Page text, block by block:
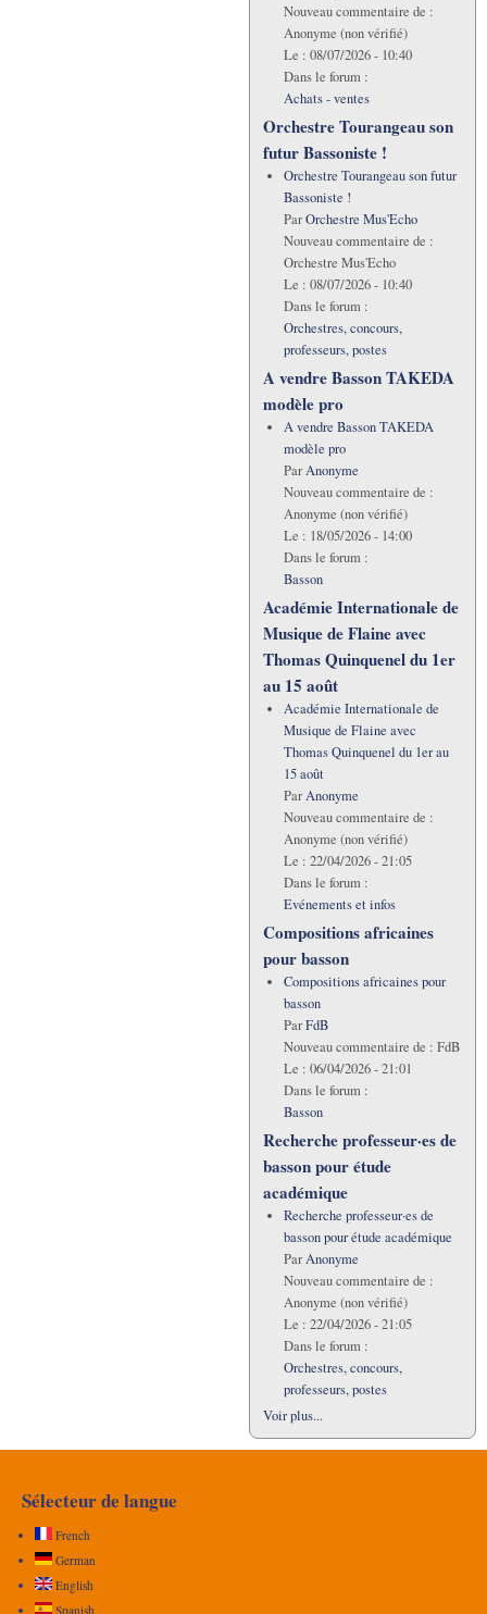
Nouveau commentaire de :
Anonyme (non vérifié)
Le : 08/07/2026 - 10:40
Dans le forum :
Achats - ventes
Orchestre Tourangeau son
futur Bassoniste !
Orchestre Tourangeau son futur
Bassoniste !
ParOrchestre Mus'Echo
Nouveau commentaire de :
Orchestre Mus'Echo
Le : 08/07/2026 - 10:40
Dans le forum :
Orchestres, concours,
professeurs, postes
A vendre Basson TAKEDA
modèle pro
A vendre Basson TAKEDA
modèle pro
ParAnonyme
Nouveau commentaire de :
Anonyme (non vérifié)
Le : 18/05/2026 - 14:00
Dans le forum :
Basson
Académie Internationale de
Musique de Flaine avec
Thomas Quinquenel du 1er
au 15 août
Académie Internationale de
Musique de Flaine avec
Thomas Quinquenel du 1er au
15 août
ParAnonyme
Nouveau commentaire de :
Anonyme (non vérifié)
Le : 22/04/2026 - 21:05
Dans le forum :
Evénements et infos
Compositions africaines
pour basson
Compositions africaines pour
basson
ParFdB
Nouveau commentaire de : FdB
Le : 06/04/2026 - 21:01
Dans le forum :
Basson
Recherche professeur·es de
basson pour étude
académique
Recherche professeur·es de
basson pour étude académique
ParAnonyme
Nouveau commentaire de :
Anonyme (non vérifié)
Le : 22/04/2026 - 21:05
Dans le forum :
Orchestres, concours,
professeurs, postes
Voir plus...
Sélecteur de langue
French
German
English
Spanish